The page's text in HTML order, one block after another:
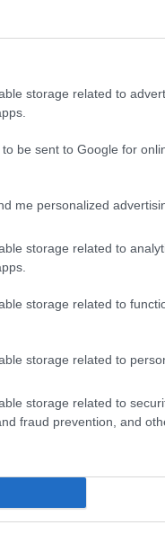
storage related to
be sent to Google for
me personalized
storage related to
storage related to
storage related to
storage related to
fraud prevention, and
το κανάλι της ΕΡΤ